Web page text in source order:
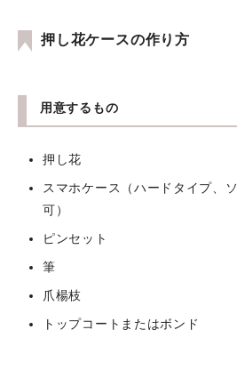
押し花ケースの作り方
用意するもの
押し花
スマホケース（ハードタイプ、
可）
ピンセット
筆
爪楊枝
トップコートまたはボンド